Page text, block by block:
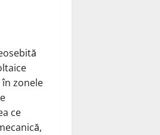
zonele
ce